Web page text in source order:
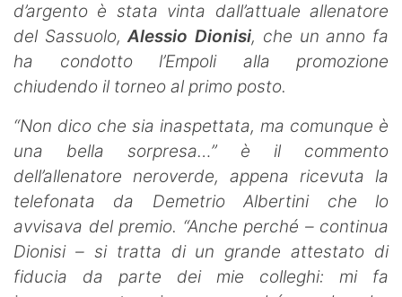
d’argento è stata vinta dall’attuale allenatore
del Sassuolo,Alessio Dionisi, che un anno fa
ha condotto l’Empoli alla promozione
chiudendo il torneo al primo posto.
“Non dico che sia inaspettata, ma comunque è
una bella sorpresa…” è il commento
dell’allenatore neroverde, appena ricevuta la
telefonata da Demetrio Albertini che lo
avvisava del premio. “Anche perché – continua
Dionisi – si tratta di un grande attestato di
fiducia da parte dei mie colleghi: mi fa